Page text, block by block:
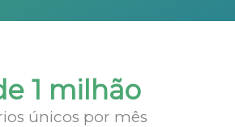
1 milhão
únicos por mês